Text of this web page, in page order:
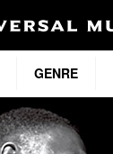
GENRE